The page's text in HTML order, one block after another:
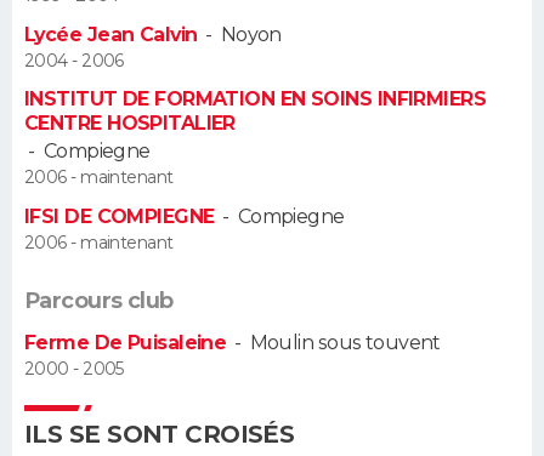
Alimentation
Guide de la santé
Maladies
Médicaments
Sommeil
VOYAGE
Destinations
City break
Voyage nature
Voyage de noces
Forum
Climat
+
PHOTO
GUIDES D'ACHAT
BONS PLANS
DICTIONNAIRE
Lycée Jean Calvin - Noyon
2004 - 2006
INSTITUT DE FORMATION EN SOINS INFIRMIERS
CENTRE HOSPITALIER
- Compiegne
2006 - maintenant
IFSI DE COMPIEGNE- Compiegne
2006 - maintenant
Parcours club
Ferme De Puisaleine - Moulin sous touvent
2000 - 2005
ILS SE SONT CROISÉS